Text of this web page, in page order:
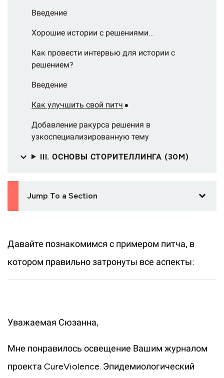
Введение
Хорошие истории с решениями…
Как провести интервью для истории с
решением?
Введение
Как улучшить свой питч
Добавление ракурса решения в
узкоспециализированную тему
III. ОСНОВЫ СТОРИТЕЛЛИНГА (30M)
Jump To a Section
Давайте познакомимся с примером питча, в
котором правильно затронуты все аспекты:
Уважаемая Сюзанна,
Мне понравилось освещение Вашим журналом
проекта CureViolence. Эпидемиологический